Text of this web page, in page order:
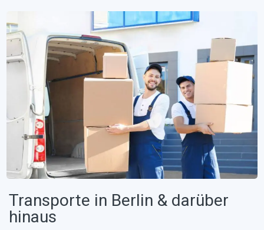
Transporte in Berlin & darüber
hinaus